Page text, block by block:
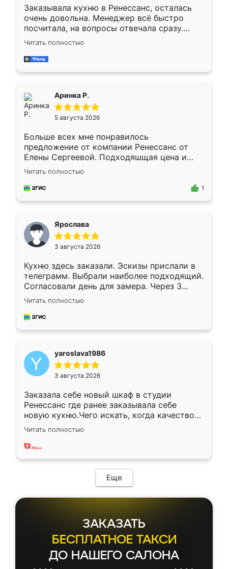
Заказывала кухню в Ренессанс, осталась
очень довольна. Менеджер всё быстро
посчитала, на вопросы отвечала сразу.
Замерщик приехал в субботу, подошёл к
делу со всей ответственностью. Собрали
за день, ребята работали аккуратно, даже
Читать полностью
Аринка Р.
5 августа 2026
Больше всех мне понравилось
предложение от компании Ренессанс от
Елены Сергеевой. Подходяшщая цена и
короткие сроки изготовления. Приехавший
для замера сотрудник Владислав
предложил по моему эскизу самый
Читать полностью
1
Ярослава
3 августа 2026
Кухню здесь заказали. Эскизы прислали в
телеграмм. Выбрали наиболее подходящий.
Согласовали день для замера. Через 3
недели кухня была уже готова. Остались
довольны работой. Спасибо Ренессанс
мебель за качественную работу!
Читать полностью
yaroslava1986
3 августа 2026
Заказала себе новый шкаф в студии
Ренессанс где ранее заказывала себе
новую кухню.Чего искать, когда качеством
вполне довольна. Служит кухня уже почти
два года, нареканий нет.
Читать полностью
Еще
ЗАКАЗАТЬ
БЕСПЛАТНОЕ ТАКСИ
ДО НАШЕГО САЛОНА